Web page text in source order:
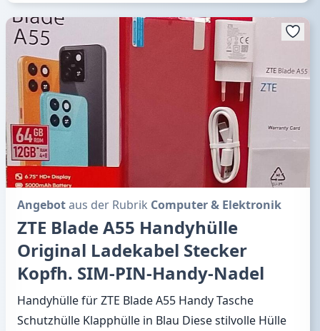
Angebotaus der Rubrik Computer & Elektronik
ZTE Blade A55 Handyhülle
Original Ladekabel Stecker
Kopfh. SIM-PIN-Handy-Nadel
Handyhülle für ZTE Blade A55 Handy Tasche
Schutzhülle Klapphülle in Blau Diese stilvolle Hülle